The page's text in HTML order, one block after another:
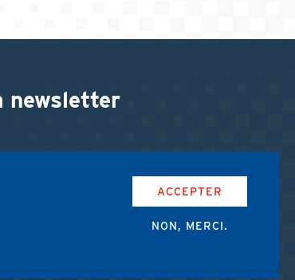
newsletter
d'utilisation de l'AMUB.
ACCEPTER
NON, MERCI.